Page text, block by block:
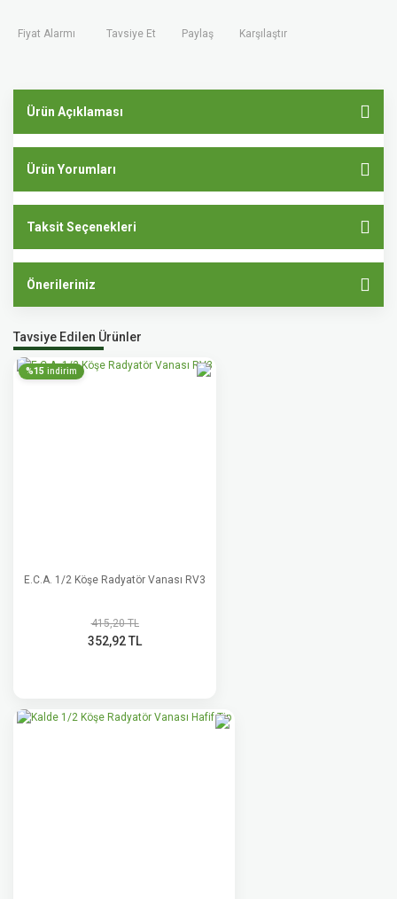
Fiyat Alarmı Tavsiye Et Paylaş Karşılaştır
Ürün Açıklaması
Ürün Yorumları
Taksit Seçenekleri
Önerileriniz
Tavsiye Edilen Ürünler
%15 indirim
E.C.A. 1/2 Köşe Radyatör Vanası RV3
415,20 TL
352,92 TL